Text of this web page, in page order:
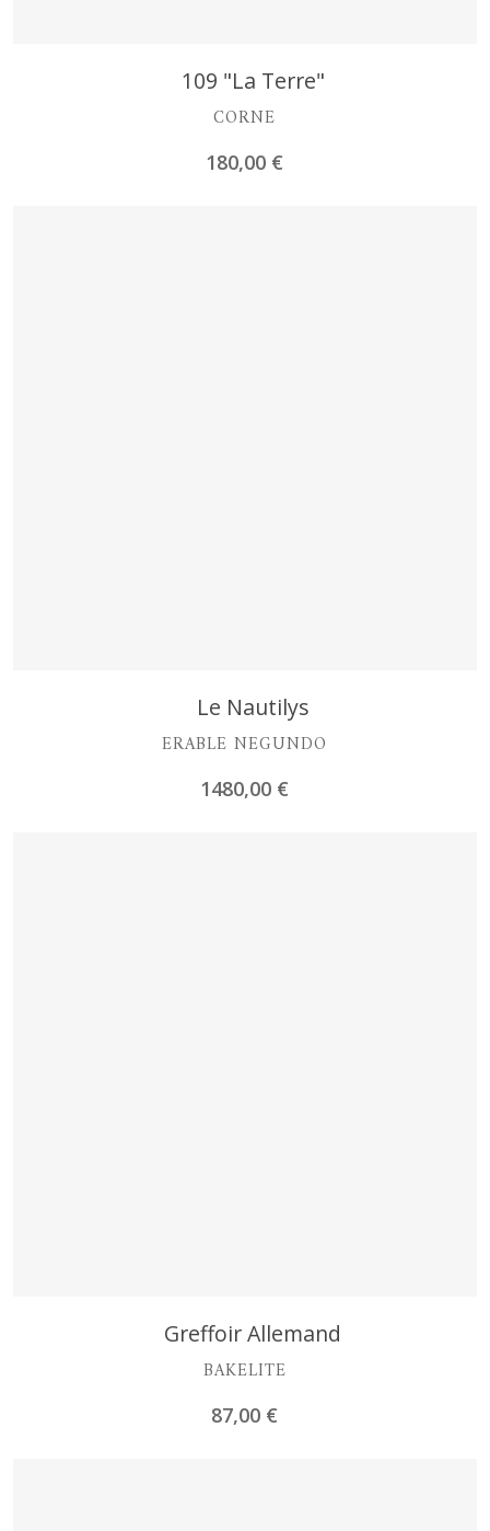
109 "La Terre"
CORNE
180,00 €
Le Nautilys
ERABLE NEGUNDO
1480,00 €
Découvrir
Greffoir Allemand
BAKELITE
87,00 €